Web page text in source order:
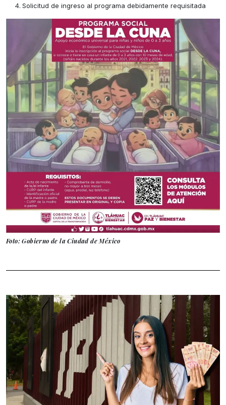
Solicitud de ingreso al programa debidamente requisitada
Foto: Gobierno de la Ciudad de México